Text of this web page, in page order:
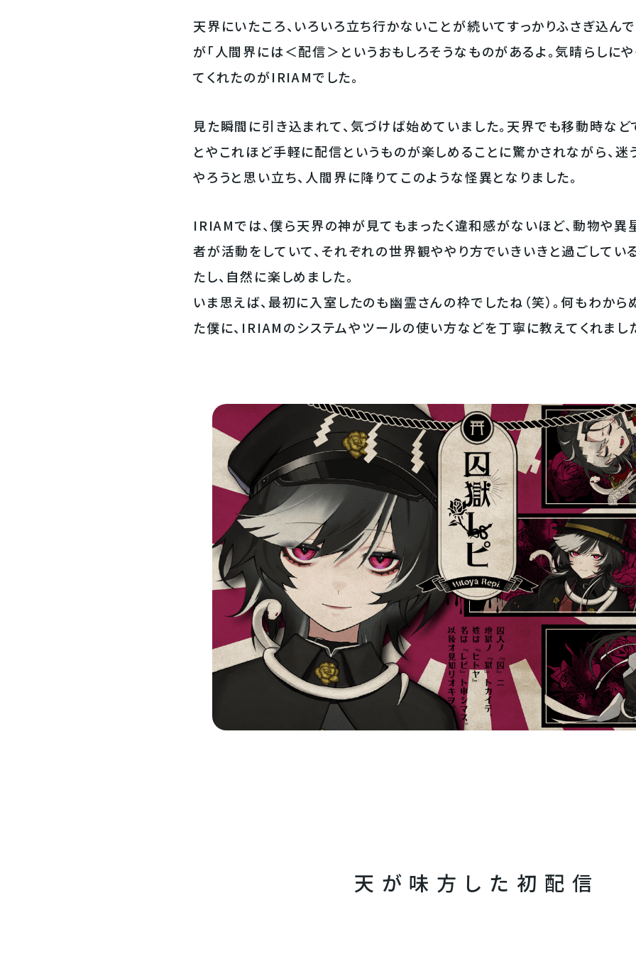
天界にいたころ、いろいろ立ち行かないことが続いてすっかりふさぎ込ん
が「人間界には＜配信＞というおもしろそうなものがあるよ。気晴らしに
てくれたのがIRIAMでした。
見た瞬間に引き込まれて、気づけば始めていました。天界でも移動時な
とやこれほど手軽に配信というものが楽しめることに驚かされながら、迷
やろうと思い立ち、人間界に降りてこのような怪異となりました。
IRIAMでは、僕ら天界の神が見てもまったく違和感がないほど、動物や
者が活動をしていて、それぞれの世界観ややり方でいきいきと過ごしてい
たし、自然に楽しめました。
いま思えば、最初に入室したのも幽霊さんの枠でしたね（笑）。何もわか
た僕に、IRIAMのシステムやツールの使い方などを丁寧に教えてくれまし
天が味方した初配信